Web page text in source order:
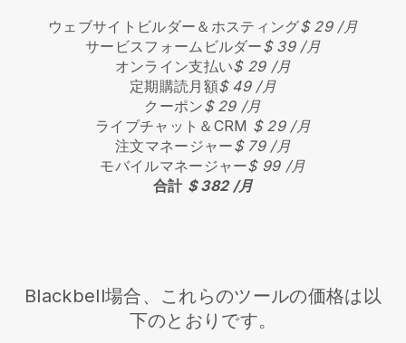
ウェブサイトビルダー＆ホスティング$ 29 /月
サービスフォームビルダー$ 39 /月
オンライン支払い$ 29 /月
定期購読月額$ 49 /月
クーポン$ 29 /月
ライブチャット＆CRM $ 29 /月
注文マネージャー$ 79 /月
モバイルマネージャー$ 99 /月
合計 $ 382 /月
Blackbell場合、これらのツールの価格は以
下のとおりです。